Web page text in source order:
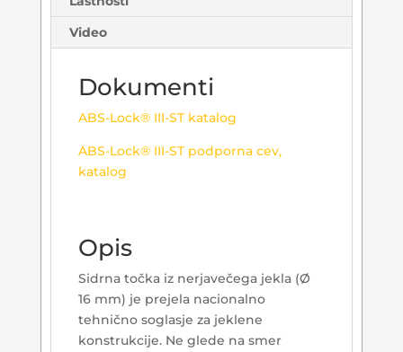
Video
Dokumenti
ABS-Lock® III-ST katalog
ABS-Lock® III-ST podporna cev,
katalog
Opis
Sidrna točka iz nerjavečega jekla (Ø
16 mm) je prejela nacionalno
tehnično soglasje za jeklene
konstrukcije. Ne glede na smer